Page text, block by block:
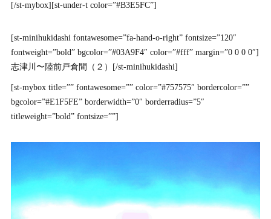
[/st-mybox][st-under-t color=”#B3E5FC”]
[st-minihukidashi fontawesome=”fa-hand-o-right” fontsize=”120″
fontweight=”bold” bgcolor=”#03A9F4″ color=”#fff” margin=”0 0 0 0″]
志津川〜陸前戸倉間（２）[/st-minihukidashi]
[st-mybox title=”” fontawesome=”” color=”#757575″ bordercolor=””
bgcolor=”#E1F5FE” borderwidth=”0″ borderradius=”5″
titleweight=”bold” fontsize=””]